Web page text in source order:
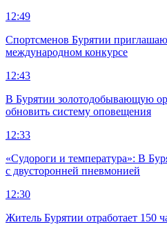
12:49
Спортсменов Бурятии
международном конкурсе
12:43
В Бурятии золотодобывающую
обновить систему оповещения
12:33
«Судороги и температура»: В
с двусторонней пневмонией
12:30
Житель Бурятии отработает 150